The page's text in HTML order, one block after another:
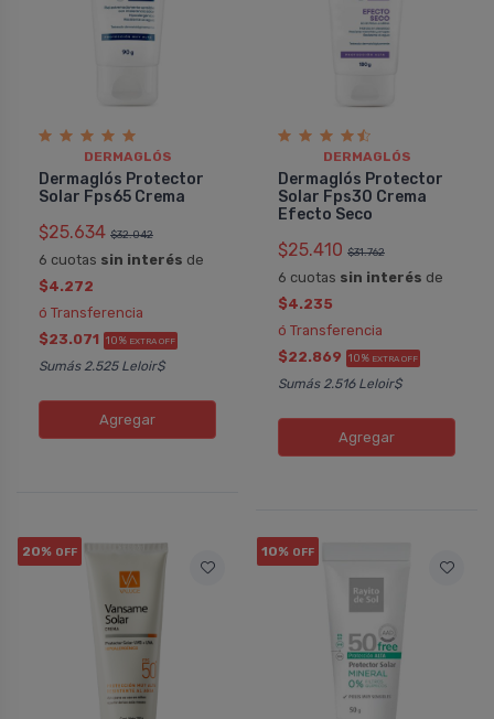
DERMAGLÓS
Dermaglós Protector
Solar Fps65 Crema
$25.634 $32.042
6 cuotas sin interés de
$4.272
ó Transferencia
$23.071 10% EXTRA OFF
Sumás 2.525 Leloir$
Agregar
DERMAGLÓS
Dermaglós Protector
Solar Fps30 Crema
Efecto Seco
$25.410 $31.762
6 cuotas sin interés de
$4.235
ó Transferencia
$22.869 10% EXTRA OFF
Sumás 2.516 Leloir$
Agregar
20% OFF 10% OFF